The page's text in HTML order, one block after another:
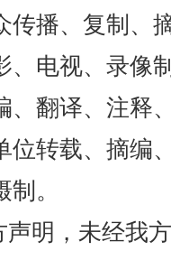
传播、复制、
、电视、录像
、翻译、注释
位转载、摘编
。
明，未经我